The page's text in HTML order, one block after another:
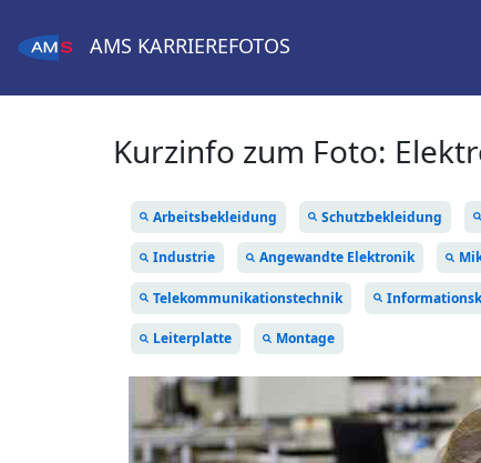
AMS KARRIEREFOTOS
Kurzinfo zum Foto:
Arbeitsbekleidung Schutzbekleidung
Industrie Angewandte Elektronik
Telekommunikationstechnik
Leiterplatte Montage